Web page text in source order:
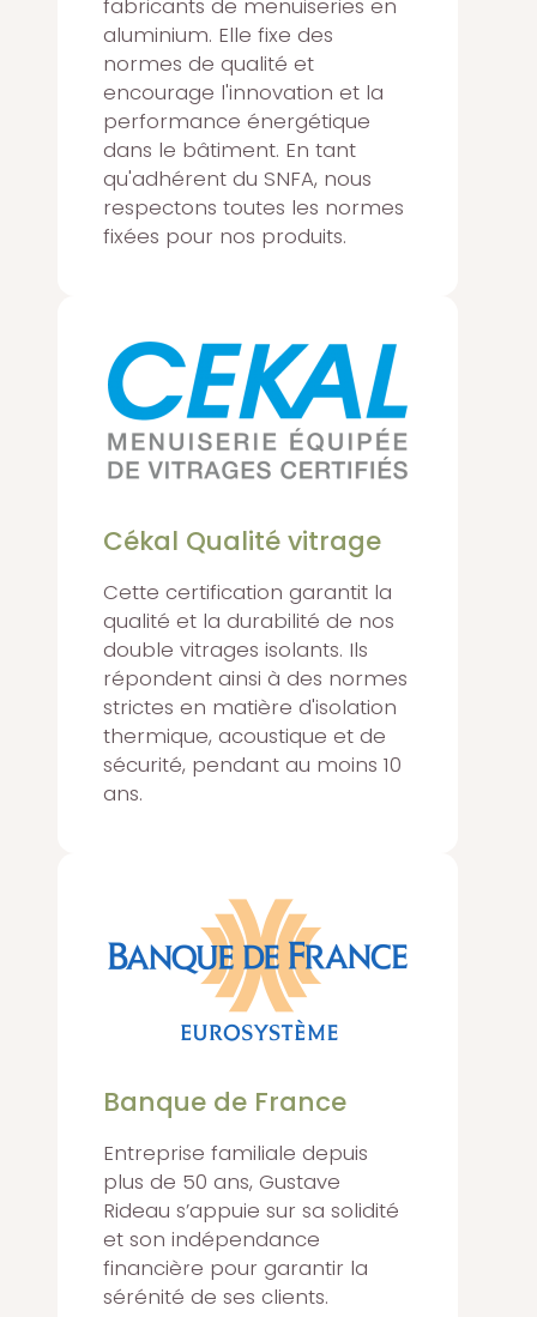
fabricants de menuiseries en
aluminium. Elle fixe des
normes de qualité et
encourage l'innovation et la
performance énergétique
dans le bâtiment. En tant
qu'adhérent du SNFA, nous
respectons toutes les normes
fixées pour nos produits.
Cékal Qualité vitrage
Cette certification garantit la
qualité et la durabilité de nos
double vitrages isolants. Ils
répondent ainsi à des normes
strictes en matière d'isolation
thermique, acoustique et de
sécurité, pendant au moins 10
ans.
Banque de France
Entreprise familiale depuis
plus de 50 ans, Gustave
Rideau s’appuie sur sa solidité
et son indépendance
financière pour garantir la
sérénité de ses clients.